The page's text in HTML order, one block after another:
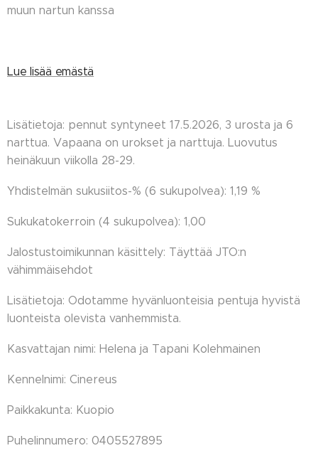
muun nartun kanssa
Lue lisää emästä
Lisätietoja: pennut syntyneet 17.5.2026, 3 urosta ja 6
narttua. Vapaana on urokset ja narttuja. Luovutus
heinäkuun viikolla 28-29.
Yhdistelmän sukusiitos-% (6 sukupolvea): 1,19 %
Sukukatokerroin (4 sukupolvea): 1,00
Jalostustoimikunnan käsittely: Täyttää JTO:n
vähimmäisehdot
Lisätietoja: Odotamme hyvänluonteisia pentuja hyvistä
luonteista olevista vanhemmista.
Kasvattajan nimi: Helena ja Tapani Kolehmainen
Kennelnimi: Cinereus
Paikkakunta: Kuopio
Puhelinnumero: 0405527895